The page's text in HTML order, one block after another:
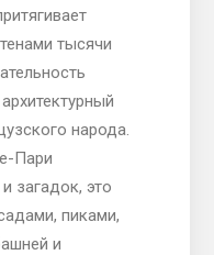
тысячи
народа.
Пари
загадок, это
пиками,
и